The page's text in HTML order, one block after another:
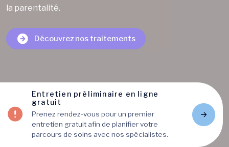
la parentalité.
Découvrez nos traitements
Entretien préliminaire en ligne
gratuit
Prenez rendez-vous pour un premier
entretien gratuit afin de planifier votre
parcours de soins avec nos spécialistes.